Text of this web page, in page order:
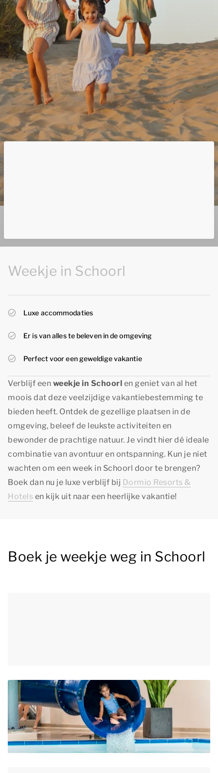
Weekje in Schoorl
Luxe accommodaties
Er is van alles te beleven in de omgeving
Perfect voor een geweldige vakantie
Verblijf een weekje in Schoorl en geniet van al het
moois dat deze veelzijdige vakantiebestemming te
bieden heeft. Ontdek de gezellige plaatsen in de
omgeving, beleef de leukste activiteiten en
bewonder de prachtige natuur. Je vindt hier dé ideale
combinatie van avontuur en ontspanning. Kun je niet
wachten om een week in Schoorl door te brengen?
Boek dan nu je luxe verblijf bij Dormio Resorts &
Hotels en kijk uit naar een heerlijke vakantie!
Boek je weekje weg in Schoorl